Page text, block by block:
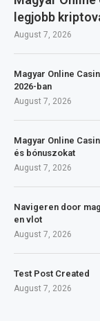
legjobb
August 7, 2026
Magyar Online
2026-ban
August 7, 2026
Magyar Online
és bónuszokat
August 7, 2026
Navigeren door
en vlot
August 7, 2026
Test Post Created
August 7, 2026